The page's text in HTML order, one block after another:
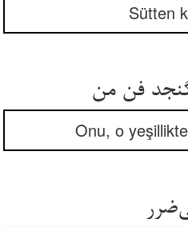
Sütten
Onu, o